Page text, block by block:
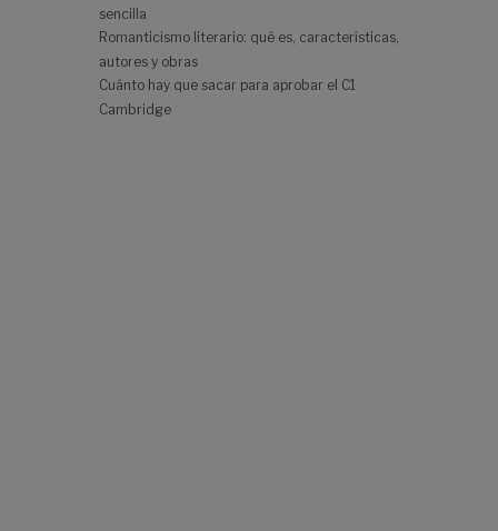
sencilla
Romanticismo literario: qué es, características,
autores y obras
Cuánto hay que sacar para aprobar el C1
Cambridge